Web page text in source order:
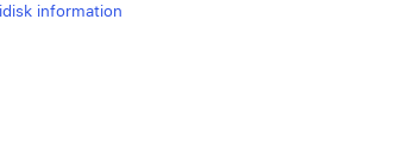
information